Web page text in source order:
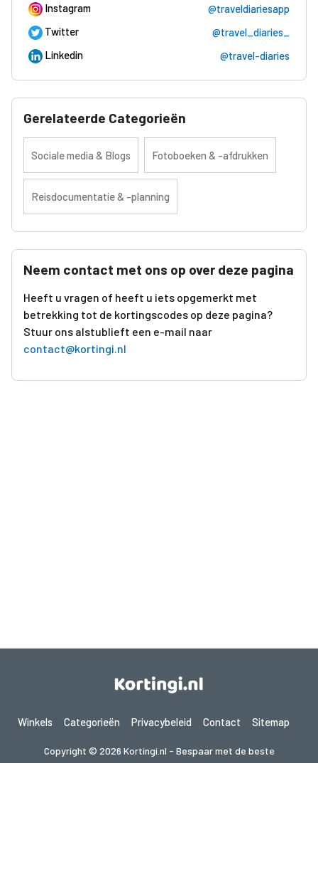
Instagram
@traveldiariesapp
Twitter
@travel_diaries_
Linkedin
@travel-diaries
Gerelateerde Categorieën
Sociale media & Blogs Fotoboeken & -afdrukken
Reisdocumentatie & -planning
Neem contact met ons op over deze pagina
Heeft u vragen of heeft u iets opgemerkt met
betrekking tot de kortingscodes op deze pagina?
Stuur ons alstublieft een e-mail naar
contact@kortingi.nl
Winkels Categorieën Privacybeleid Contact Sitemap
Copyright © 2026 Kortingi.nl - Bespaar met de beste
kortingscodes 2026. Alle rechten voorbehouden.